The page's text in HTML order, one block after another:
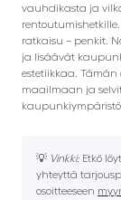
vauhdikasta ja
ratkaisu – penkit.
ja lisäävät
estetiikkaa. Tämän
maailmaan ja
💡 Vinkki: Etkö
yhteyttä
osoitteeseen